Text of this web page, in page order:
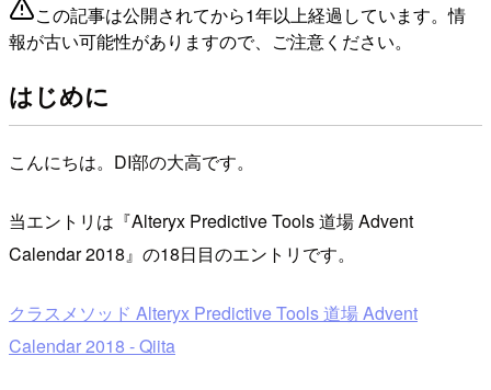
この記事は公開されてから1年以上経過しています。情
報が古い可能性がありますので、ご注意ください。
はじめに
こんにちは。DI部の大高です。
当エントリは『Alteryx Predictive Tools 道場 Advent
Calendar 2018』の18日目のエントリです。
クラスメソッド Alteryx Predictive Tools 道場 Advent
Calendar 2018 - Qiita